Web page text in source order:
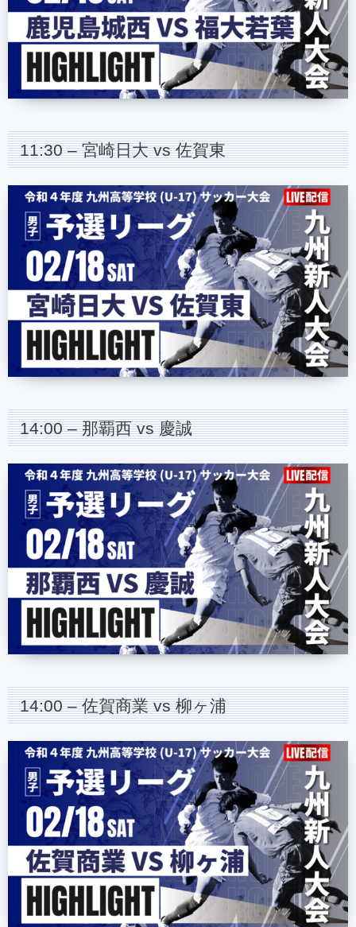
11:30 – 宮崎日大 vs 佐賀東
14:00 – 那覇西 vs 慶誠
14:00 – 佐賀商業 vs 柳ヶ浦